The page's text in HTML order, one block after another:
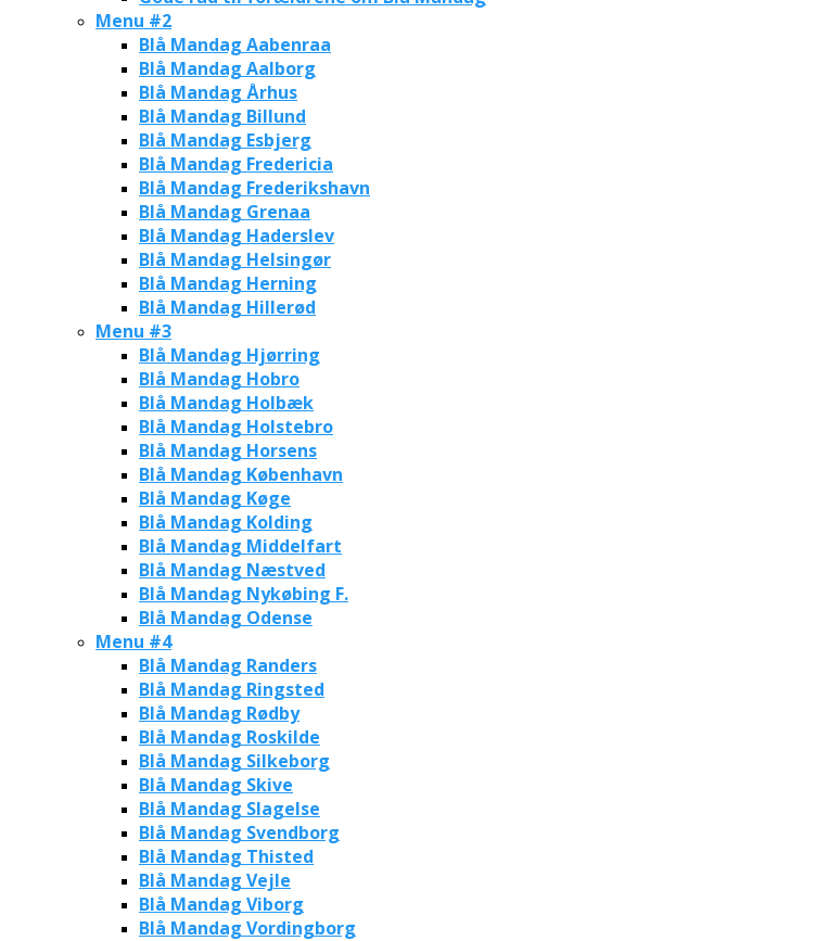
Menu #2
Blå Mandag Aabenraa
Blå Mandag Aalborg
Blå Mandag Århus
Blå Mandag Billund
Blå Mandag Esbjerg
Blå Mandag Fredericia
Blå Mandag Frederikshavn
Blå Mandag Grenaa
Blå Mandag Haderslev
Blå Mandag Helsingør
Blå Mandag Herning
Blå Mandag Hillerød
Menu #3
Blå Mandag Hjørring
Blå Mandag Hobro
Blå Mandag Holbæk
Blå Mandag Holstebro
Blå Mandag Horsens
Blå Mandag København
Blå Mandag Køge
Blå Mandag Kolding
Blå Mandag Middelfart
Blå Mandag Næstved
Blå Mandag Nykøbing F.
Blå Mandag Odense
Menu #4
Blå Mandag Randers
Blå Mandag Ringsted
Blå Mandag Rødby
Blå Mandag Roskilde
Blå Mandag Silkeborg
Blå Mandag Skive
Blå Mandag Slagelse
Blå Mandag Svendborg
Blå Mandag Thisted
Blå Mandag Vejle
Blå Mandag Viborg
Blå Mandag Vordingborg